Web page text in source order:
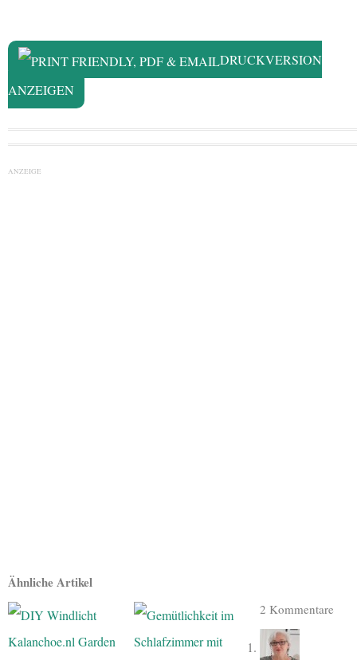
DRUCKVERSION
ANZEIGEN
ANZEIGE
Ähnliche Artikel
2 Kommentare